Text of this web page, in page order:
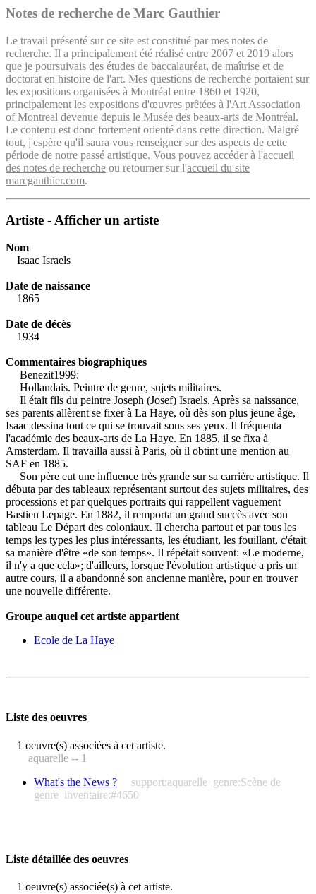
Notes de recherche de Marc Gauthier
Le travail présenté sur ce site est constitué par mes notes de
recherche. Il a principalement été réalisé entre 2007 et 2019 alors
que je poursuivais des études de baccalauréat, de maîtrise et de
doctorat en histoire de l'art. Mes questions de recherche portaient sur
les expositions organisées à Montréal entre 1860 et 1920,
principalement les expositions d'œuvres prêtées à l'Art Association
of Montreal devenue depuis le Musée des beaux-arts de Montréal.
Le contenu est donc fortement orienté dans cette direction. Malgré
tout, j'espère qu'il saura vous renseigner sur des aspects de cette
période de notre passé artistique. Vous pouvez accéder à l'accueil
des notes de recherche ou retourner sur l'accueil du site
marcgauthier.com.
Artiste - Afficher un artiste
Nom
Isaac Israels
Date de naissance
1865
Date de décès
1934
Commentaires biographiques
Benezit1999:
Hollandais. Peintre de genre, sujets militaires.
Il était fils du peintre Joseph (Josef) Israels. Après sa naissance,
ses parents allèrent se fixer à La Haye, où dès son plus jeune âge,
Isaac dessina tout ce qui se trouvait sous ses yeux. Il fréquenta
l'académie des beaux-arts de La Haye. En 1885, il se fixa à
Amsterdam. Il travailla aussi à Paris, où il obtint une mention au
SAF en 1885.
Son père eut une influence très grande sur sa carrière artistique. Il
débuta par des tableaux représentant surtout des sujets militaires, des
processions et par quelques portraits qui rappellent vaguement
Bastien Lepage. En 1882, il remporta un grand succès avec son
tableau Le Départ des coloniaux. Il chercha partout et par tous les
temps les types les plus intéressants, les étudiant, les fouillant, c'était
sa manière d'être «de son temps». Il répétait souvent: «Le moderne,
il n'y a que cela»; d'ailleurs, lorsque l'évolution artistique a pris un
autre cours, il a abandonné son ancienne manière, pour en trouver
une nouvelle différente.
Groupe auquel cet artiste appartient
Ecole de La Haye
Liste des oeuvres
1 oeuvre(s) associées à cet artiste.
aquarelle -- 1
What's the News ?
support:aquarelle genre:Scène de
genre inventaire:#4650
Liste détaillée des oeuvres
1 oeuvre(s) associée(s) à cet artiste.